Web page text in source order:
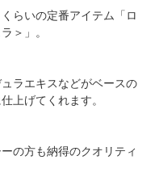
らいの定番アイテム「ロ
＞」。
ラエキスなどがベースの
上げてくれます。
の方も納得のクオリティ